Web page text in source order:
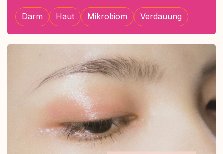
Darm Haut Mikrobiom Verdauung